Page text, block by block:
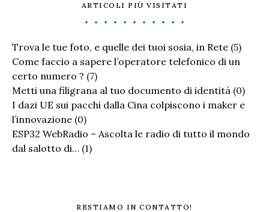
ARTICOLI PIÙ VISITATI
Trova le tue foto, e quelle dei tuoi sosia, in Rete (5)
Come faccio a sapere l’operatore telefonico di un
certo numero ? (7)
Metti una filigrana al tuo documento di identità (0)
I dazi UE sui pacchi dalla Cina colpiscono i maker e
l’innovazione (0)
ESP32 WebRadio – Ascolta le radio di tutto il mondo
dal salotto di… (1)
RESTIAMO IN CONTATTO!